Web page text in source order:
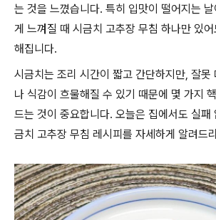
는 것을 느꼈습니다. 특히 입맛이 떨어지는
게 느껴질 때 시금치 고추장 무침 하나만 있
해집니다.
시금치는 조리 시간이 짧고 간단하지만, 잘못
나 식감이 흐물해질 수 있기 때문에 몇 가지
드는 것이 중요합니다. 오늘은 집에서도 실패
금치 고추장 무침 레시피를 자세하게 알려드